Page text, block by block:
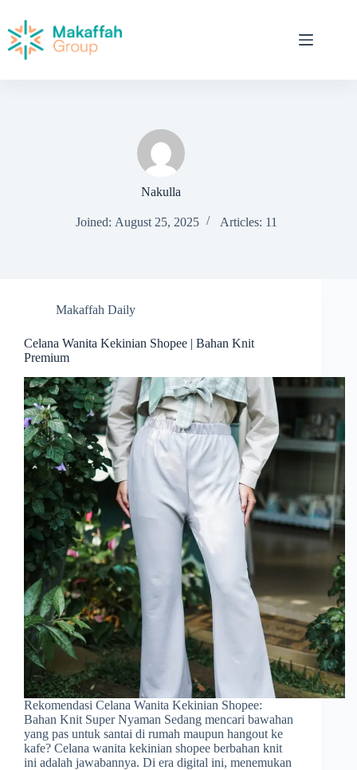
Nakulla
Joined: August 25, 2025 Articles: 11
Makaffah Daily
Celana Wanita Kekinian Shopee | Bahan Knit
Premium
Rekomendasi Celana Wanita Kekinian Shopee:
Bahan Knit Super Nyaman Sedang mencari bawahan
yang pas untuk santai di rumah maupun hangout ke
kafe? Celana wanita kekinian shopee berbahan knit
ini adalah jawabannya. Di era digital ini, menemukan